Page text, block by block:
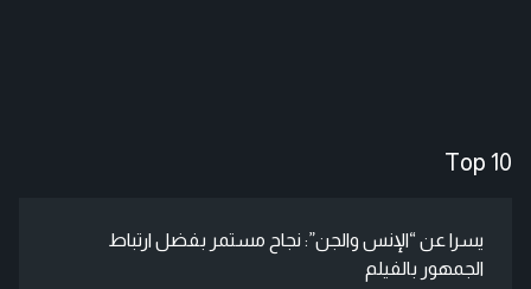
Top 10
يسرا عن “الإنس والجن”: نجاح مستمر بفضل ارتباط
الجمهور بالفيلم